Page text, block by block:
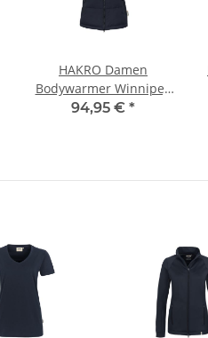
HAKRO Damen
Bodywarmer Winnipeg
Damen
94,95 € *